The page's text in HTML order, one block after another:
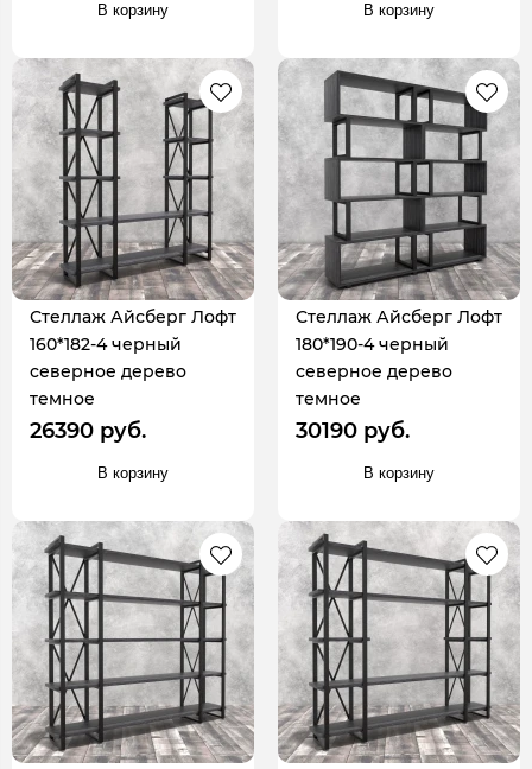
В корзину В корзину
Стеллаж Айсберг Лофт
160*182-4 черный
северное дерево
темное
26390 руб.
В корзину
Стеллаж Айсберг Лофт
180*190-4 черный
северное дерево
темное
30190 руб.
В корзину